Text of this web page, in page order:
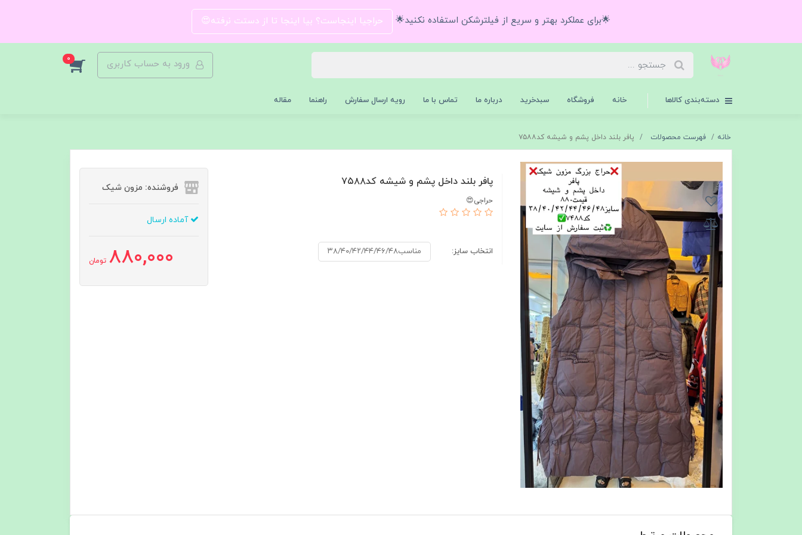
🌟برای عملکرد بهتر و سریع از فیلترشکن استفاده نکنید🌟 حراجیا اینجاست؟ بیا اینجا تا از دستت نرفته😍
ورود به حساب کاربری 0
دسته‌بندی کالاها خانه فروشگاه سبدخرید درباره ما تماس با ما رویه ارسال سفارش راهنما مقاله
خانه فهرست محصولات پافر بلند داخل پشم و شیشه کد۷۵۸۸
پافر بلند داخل پشم و شیشه کد۷۵۸۸
حراجی😍
انتخاب سایز: مناسب۳۸/۴۰/۴۲/۴۴/۴۶/۴۸
فروشنده: مزون شیک
آماده ارسال
880,000 تومان